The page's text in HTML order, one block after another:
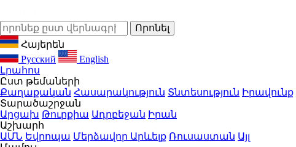
Հայերեն
Русский
English
Լրահոս
Ըստ թեմաների
Քաղաքական Հասարակություն Տնտեսություն Իրավունք
Տարածաշրջան
Արցախ Թուրքիա Ադրբեջան Իրան
Աշխարհ
ԱՄՆ Եվրոպա Մերձավոր Արևելք Ռուսաստան Այլ